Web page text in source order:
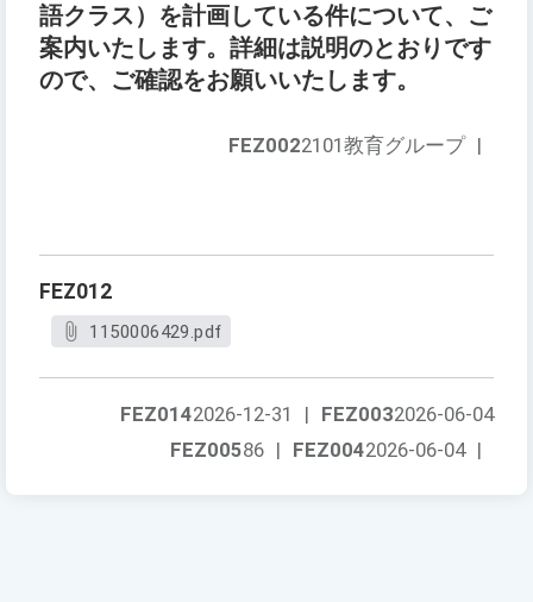
語クラス）を計画している件について、ご
案内いたします。詳細は説明のとおりです
ので、ご確認をお願いいたします。
FEZ0022101教育グループ |
FEZ012
1150006429.pdf
FEZ0032026-06-04
FEZ0142026-12-31
|
FEZ0042026-06-04 |
FEZ00586 |